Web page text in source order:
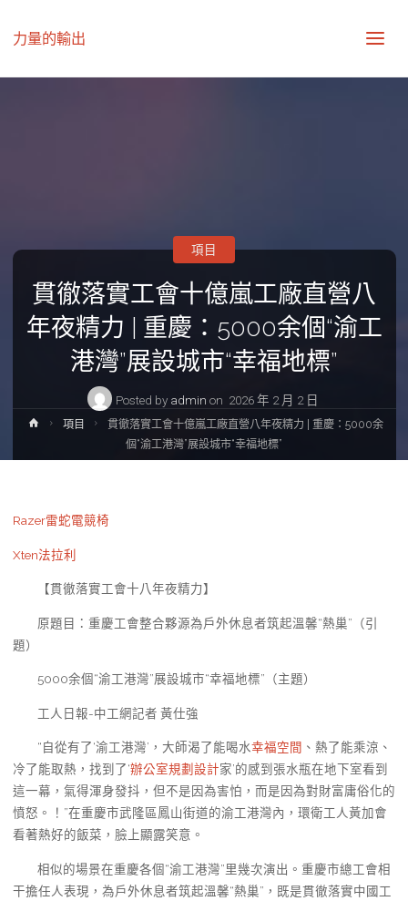
力量的輸出
貫徹落實工會十億嵐工廠直營八
年夜精力 | 重慶：5000余個“渝工
港灣”展設城市“幸福地標”
Posted by admin on 2026 年 2 月 2 日
項目
Home項目
貫徹落實工會十億嵐工廠直營八年夜精力 | 重慶：5000余
個“渝工港灣”展設城市“幸福地標”
Razer雷蛇電競椅
Xten法拉利
【貫徹落實工會十八年夜精力】
原題目：重慶工會整合夥源為戶外休息者筑起溫馨“熱巢”（引
題）
5000余個“渝工港灣”展設城市“幸福地標”（主題）
工人日報-中工網記者 黃仕強
“自從有了‘渝工港灣’，大師渴了能喝水幸福空間 、熱了能乘涼、
冷了能取熱，找到了‘辦公室規劃設計家’的感到張水瓶在地下室看到
這一幕，氣得渾身發抖，但不是因為害怕，而是因為對財富庸俗化的
憤怒。！”在重慶市武隆區鳳山街道的渝工港灣內，環衛工人黃加會
看著熱好的飯菜，臉上顯露笑意。
相似的場景在重慶各個“渝工港灣”里幾次演出。重慶市總工會相
干擔任人表現，為戶外休息者筑起溫馨“熱巢”，既是貫徹落實中國工